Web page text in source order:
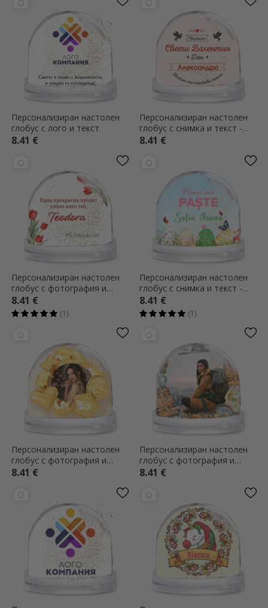
Персонализиран настолен
глобус с лого и текст
8.41 €
Персонализиран настолен
глобус с снимка и текст -
Много те обичам
8.41 €
Персонализиран настолен
глобус с фотография и
текст - Пролет, толкова
прекрасна, колкото и ти
8.41 €
(1)
Персонализиран настолен
глобус с снимка и текст -
Моят първи Великден
8.41 €
(1)
Персонализиран настолен
глобус с фотография и
текст - Рожденни балони
8.41 €
Персонализиран настолен
глобус с фотография и
текст - Световен
8.41 €